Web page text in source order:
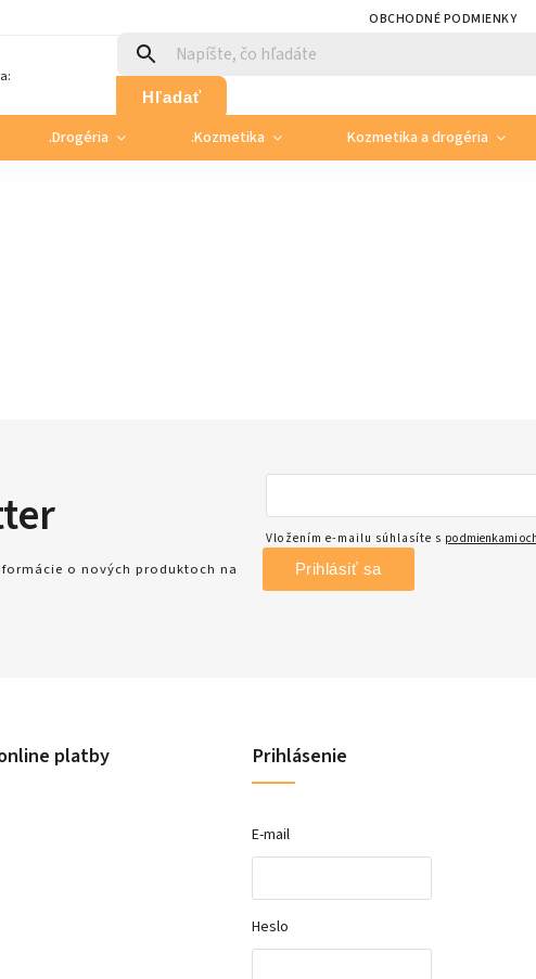
OBCHODNÉ PODMIENKY
Hľadať
.Drogéria .Kozmetika Kozmetika a drogéria
o nových produktoch na
Vložením e-mailu súhlasíte s podmienkami
Prihlásiť sa
platby Prihlásenie
E-mail
Heslo